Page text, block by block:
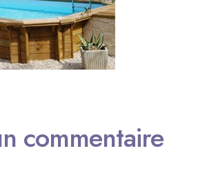
commentaire